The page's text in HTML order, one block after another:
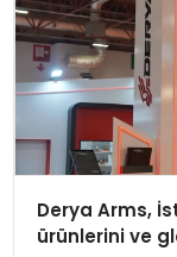
Derya Arms,
ürünlerini ve